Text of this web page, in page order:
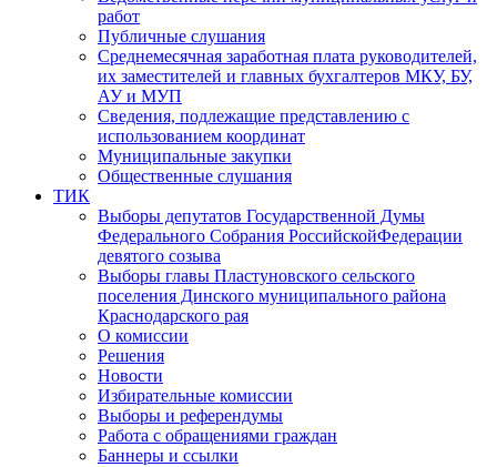
работ
Публичные слушания
Среднемесячная заработная плата руководителей,
их заместителей и главных бухгалтеров МКУ, БУ,
АУ и МУП
Сведения, подлежащие представлению с
использованием координат
Муниципальные закупки
Общественные слушания
ТИК
Выборы депутатов Государственной Думы
Федерального Собрания РоссийскойФедерации
девятого созыва
Выборы главы Пластуновского сельского
поселения Динского муниципального района
Краснодарского рая
О комиссии
Решения
Новости
Избирательные комиссии
Выборы и референдумы
Работа с обращениями граждан
Баннеры и ссылки